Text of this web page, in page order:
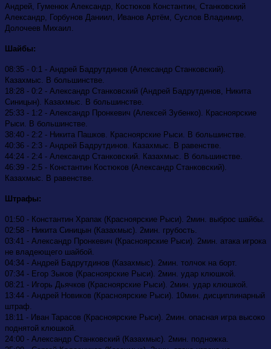
Андрей, Гуменюк Александр, Костюков Константин, Станковский
Александр, Горбунов Даниил, Иванов Артём, Суслов Владимир,
Долочеев Михаил.
Шайбы:
08:35 - 0:1 - Андрей Бадрутдинов (Александр Станковский).
Казахмыс. В большинстве.
18:28 - 0:2 - Александр Станковский (Андрей Бадрутдинов, Никита
Синицын). Казахмыс. В большинстве.
25:33 - 1:2 - Александр Пронкевич (Алексей Зубенко). Красноярские
Рыси. В большинстве.
38:40 - 2:2 - Никита Пашков. Красноярские Рыси. В большинстве.
40:36 - 2:3 - Андрей Бадрутдинов. Казахмыс. В равенстве.
44:24 - 2:4 - Александр Станковский. Казахмыс. В большинстве.
46:39 - 2:5 - Константин Костюков (Александр Станковский).
Казахмыс. В равенстве.
Штрафы:
01:50 - Константин Храпак (Красноярские Рыси). 2мин. выброс шайбы.
02:58 - Никита Синицын (Казахмыс). 2мин. грубость.
03:41 - Александр Пронкевич (Красноярские Рыси). 2мин. атака игрока
не владеющего шайбой.
04:34 - Андрей Бадрутдинов (Казахмыс). 2мин. толчок на борт.
07:34 - Егор Зыков (Красноярские Рыси). 2мин. удар клюшкой.
08:21 - Игорь Дьячков (Красноярские Рыси). 2мин. удар клюшкой.
13:44 - Андрей Новиков (Красноярские Рыси). 10мин. дисциплинарный
штраф.
18:11 - Иван Тарасов (Красноярские Рыси). 2мин. опасная игра высоко
поднятой клюшкой.
24:00 - Александр Станковский (Казахмыс). 2мин. подножка.